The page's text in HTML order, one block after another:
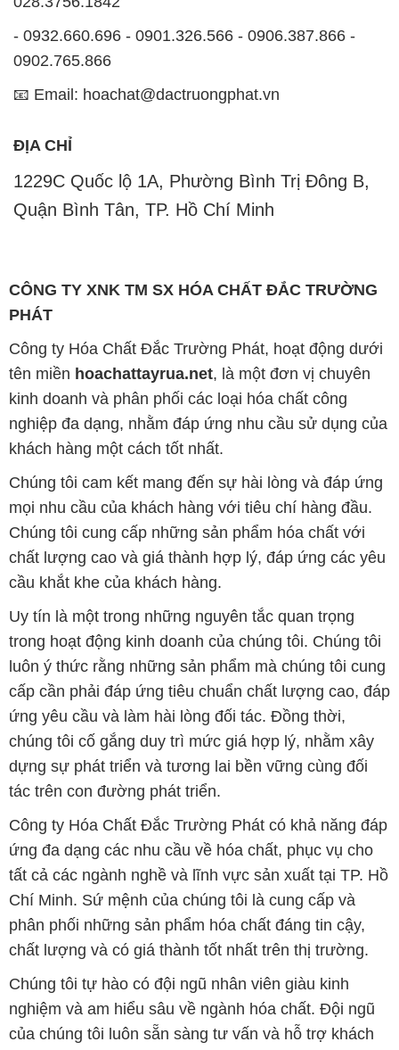
chất lượng cao và giá thành hợp lý, đáp ứng các yêu
cầu khắt khe của khách hàng.
Uy tín là một trong những nguyên tắc quan trọng
trong hoạt động kinh doanh của chúng tôi. Chúng tôi
cấp cần phải đáp ứng tiêu chuẩn chất lượng cao, đáp
ứng yêu cầu và làm hài lòng đối tác. Đồng thời,
chúng tôi cố gắng duy trì mức giá hợp lý, nhằm xây
dựng sự phát triển và tương lai bền vững cùng đối
Công ty Hóa Chất Đắc Trường Phát có khả năng đáp
ứng đa dạng các nhu cầu về hóa chất, phục vụ cho
Chí Minh. Sứ mệnh của chúng tôi là cung cấp và
phân phối những sản phẩm hóa chất đáng tin cậy,
chất lượng và có giá thành tốt nhất trên thị trường.
Chúng tôi tự hào có đội ngũ nhân viên giàu kinh
nghiệm và am hiểu sâu về ngành hóa chất. Đội ngũ
của chúng tôi luôn sẵn sàng tư vấn và hỗ trợ khách
hàng một cách chuyên nghiệp, nhằm đáp ứng tối đa
yêu cầu và giải pháp tốt nhất cho khách hàng.
Để biết thêm thông tin chi tiết và được tư vấn, quý
khách hàng có thể truy cập vào trang web của chúng
tôi tại địa chỉ hoachattayrua.net. Chúng tôi rất mong
được phục vụ và xây dựng mối quan hệ lâu dài, hợp
tác cùng nhau phát triển.
Bản quyền © 2016 hoachattayrua.net
CÔNG TY XNK TM SX HÓA CHẤT ĐẮC TRƯỜNG PHÁT
Giấy chứng nhận Đăng ký Kinh doanh số 0304188681 do Sở Kế
hoạch và Đầu tư Thành phố Hồ Chí Minh cấp ngày 19-01-2017
🌐 HOACHATTAYRUA.NET